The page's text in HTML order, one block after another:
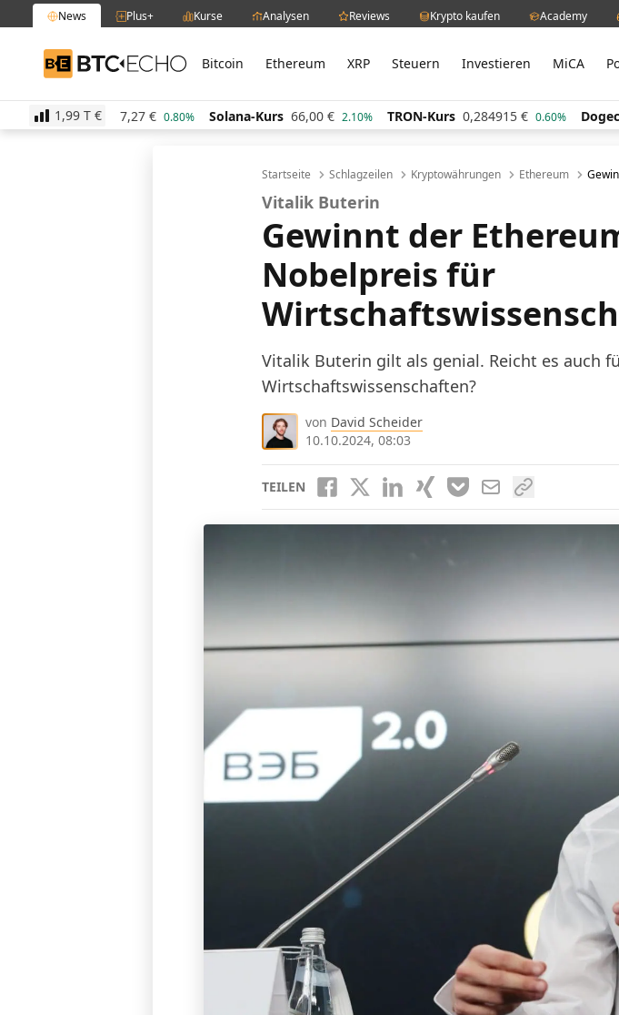
News Plus+ Kurse Analysen Reviews Krypto kaufen Academy
BTC-ECHO Bitcoin Ethereum XRP Steuern Investieren MiCA
1,99 T €
47,27 € 0.80% Solana-Kurs 66,00 € 2.10% TRON-Kurs 0,284915 € 0.60% Dogecoin-Kurs
Startseite Schlagzeilen Kryptowährungen Ethereum
Vitalik Buterin
Gewinnt der
Nobelpreis für
Vitalik Buterin gilt als genial. Reicht es auch
Wirtschaftswissenschaften?
von David Scheider
10.10.2024, 08:03
TEILEN